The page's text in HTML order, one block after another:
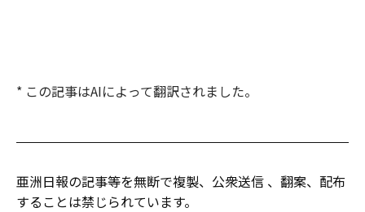
* この記事はAIによって翻訳されました。
亜洲日報の記事等を無断で複製、公衆送信 、翻案、配布
することは禁じられています。